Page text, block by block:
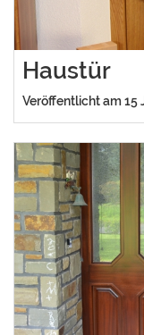
Haustür
Veröffentlicht am 15